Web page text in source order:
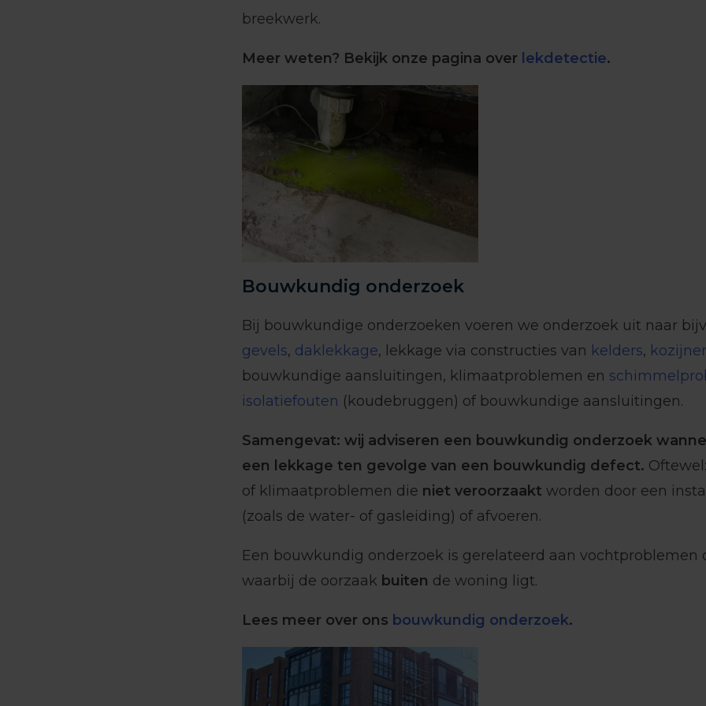
breekwerk.
Meer weten? Bekijk onze pagina over lekdetectie.
Bouwkundig onderzoek
Bij bouwkundige onderzoeken voeren we onderzoek uit naar
gevels, daklekkage, lekkage via constructies van kelders,
bouwkundige aansluitingen, klimaatproblemen en
isolatiefouten (koudebruggen) of bouwkundige aansluitingen.
Samengevat: wij adviseren een bouwkundig onderzoek
een lekkage ten gevolge van een bouwkundig defect.
of klimaatproblemen die niet veroorzaakt worden door een
(zoals de water- of gasleiding) of afvoeren.
Een bouwkundig onderzoek is gerelateerd aan vochtproblemen
waarbij de oorzaak buiten de woning ligt.
Lees meer over ons bouwkundig onderzoek.